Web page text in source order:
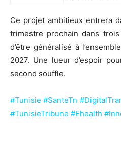
Ce projet ambitieux entrera
trimestre prochain dans
d’être généralisé à
2027. Une lueur d’espoir
second souffle.
#Tunisie #SanteTn
#TunisieTribune #Ehealth